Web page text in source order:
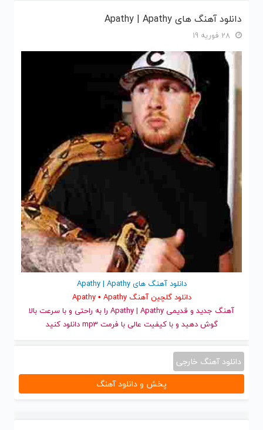
دانلود آهنگ های Apathy | Apathy
دانلود آهنگ های Apathy | Apathy
دانلود گلچین آهنگ Apathy • Apathy
آهنگ جدید
و قدیمی Apathy | Apathy را به راحتی و با سرعت بالا
گوش دهید و با کیفیت عالی با فرمت mp3 دانلود کنید
دانلود آهنگ خارجی
پخش و دانلود آهنگ